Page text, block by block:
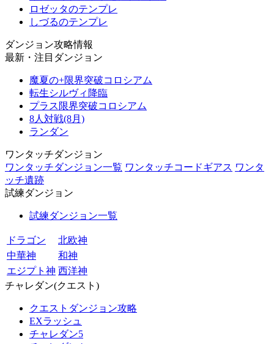
ロゼッタのテンプレ
しづるのテンプレ
ダンジョン攻略情報
最新・注目ダンジョン
魔夏の+限界突破コロシアム
転生シルヴィ降臨
プラス限界突破コロシアム
8人対戦(8月)
ランダン
ワンタッチダンジョン
ワンタッチダンジョン一覧 ワンタッチコードギアス ワンタ
ッチ遺跡
試練ダンジョン
試練ダンジョン一覧
ドラゴン
北欧神
中華神
和神
エジプト神 西洋神
チャレダン(クエスト)
クエストダンジョン攻略
EXラッシュ
チャレダン5